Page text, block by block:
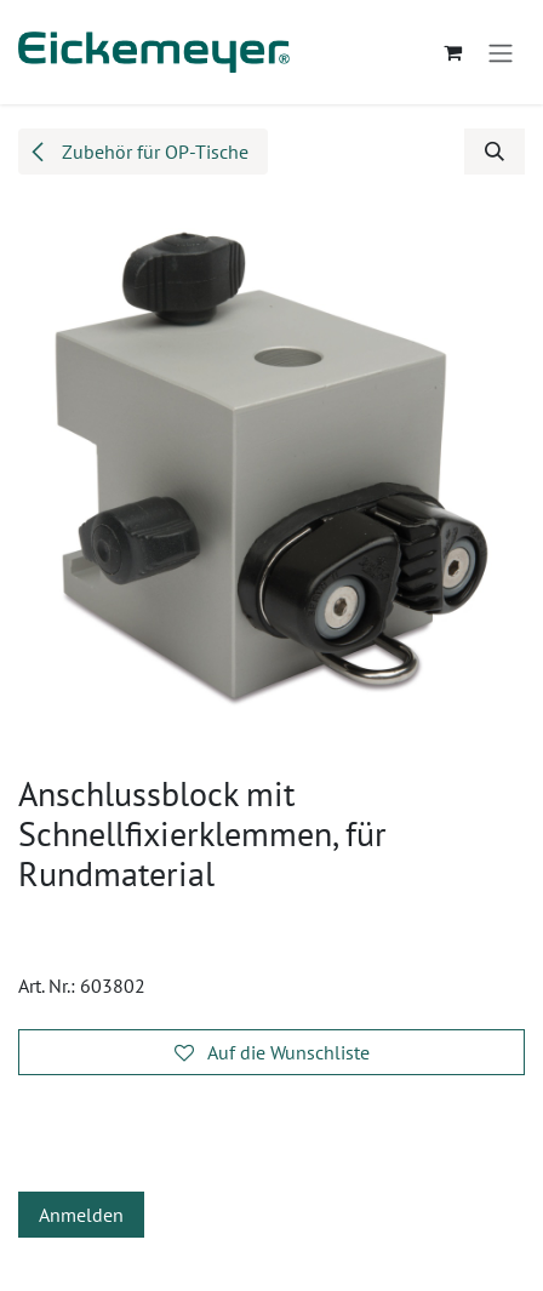
Zubehör für OP-Tische
Anschlussblock mit
Schnellfixierklemmen, für
Rundmaterial
Art. Nr.: 603802
Auf die Wunschliste
Anmelden